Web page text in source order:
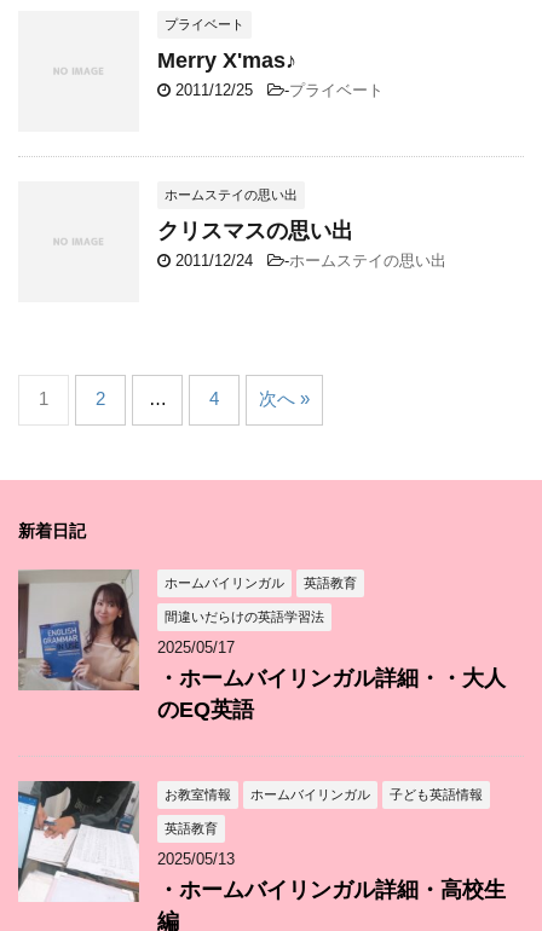
プライベート
Merry X'mas♪
2011/12/25 -プライベート
ホームステイの思い出
クリスマスの思い出
2011/12/24 -ホームステイの思い出
1 2 … 4 次へ »
新着日記
ホームバイリンガル 英語教育
間違いだらけの英語学習法
2025/05/17
・ホームバイリンガル詳細・・大人
のEQ英語
お教室情報 ホームバイリンガル 子ども英語情報
英語教育
2025/05/13
・ホームバイリンガル詳細・高校生
編